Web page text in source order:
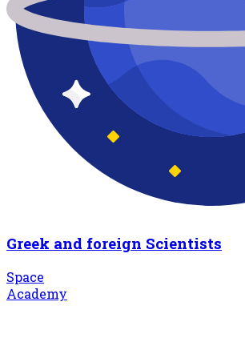
Greek and foreign Scientists
Space
Academy